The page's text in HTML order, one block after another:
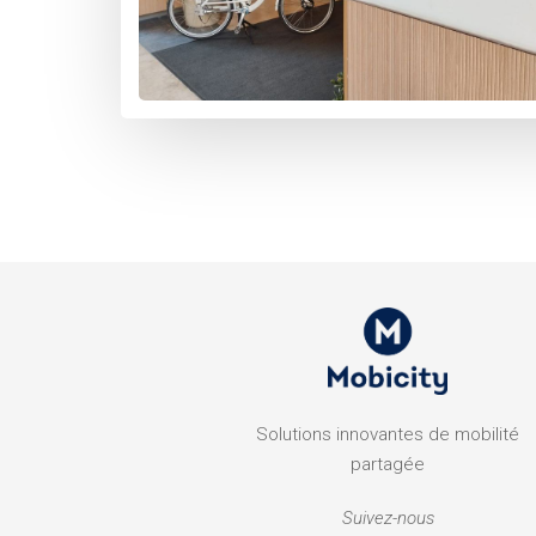
Solutions innovantes de mobilité
partagée
Suivez-nous